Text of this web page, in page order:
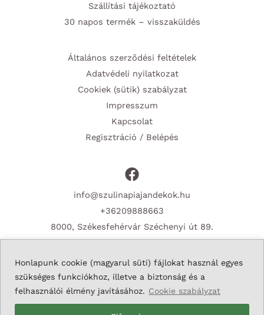
Honlapunk cookie (magyarul süti) fájlokat használ egyes
szükséges funkciókhoz, illetve a biztonság és a
felhasználói élmény javításához. Cookie szabályzat
Szállítási tájékoztató
30 napos termék – visszaküldés
Általános szerződési feltételek
Adatvédeli nyilatkozat
Cookiek (sütik) szabályzat
Impresszum
Kapcsolat
Regisztráció / Belépés
info@szulinapiajandekok.hu
+36209888663
8000, Székesfehérvár Széchenyi út 89.
Copyright © 2026 Szulinapiajandekok.hu